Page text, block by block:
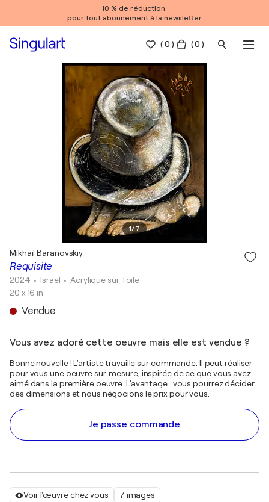
10 % de réduction
pour tout abonnement à la newsletter
(0 ) ( 0 )
1/7
Voir l'œuvre chez vous 7 images
Requisite
Mikhail Baranovskiy
2024 • Israël •Acrylique sur Toile
20 x 16 in
Vendue
Vous avez adoré cette oeuvre mais elle est vendue ?
Bonne nouvelle ! L'artiste travaille sur commande. Il peut réaliser
pour vous une oeuvre sur-mesure, inspirée de ce que vous avez
aimé dans la première oeuvre. L'avantage : vous pourrez décider
des dimensions et nous négocions le prix pour vous.
Je passe commande